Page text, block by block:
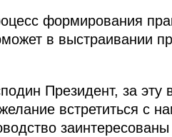
формирования
в выстраивании
Президент, за эту
встретиться с